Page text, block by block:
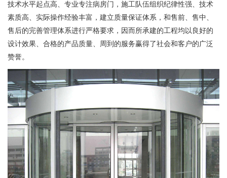
技术水平起点高、专业专注病房门，施工队伍组织纪律性强、技术
素质高、实际操作经验丰富，建立质量保证体系，和售前、售中、
售后的完善管理体系进行严格要求，因而所承建的工程均以良好的
设计效果、合格的产品质量、周到的服务赢得了社会和客户的广泛
赞誉。